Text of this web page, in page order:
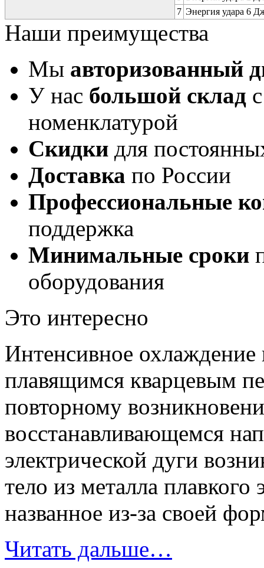
7 Энергия удара 6
Наши преимущества
Мы авторизованный
У нас большой склад
номенклатурой
Скидки для
Доставка по России
Профессиональные
поддержка
Минимальные сроки
оборудования
Это интересно
Интенсивное охлаждение
плавящимся кварцевым
повторному
восстанавливающемся
электрической дуги
тело из металла
названное из-за своей
Читать дальше…